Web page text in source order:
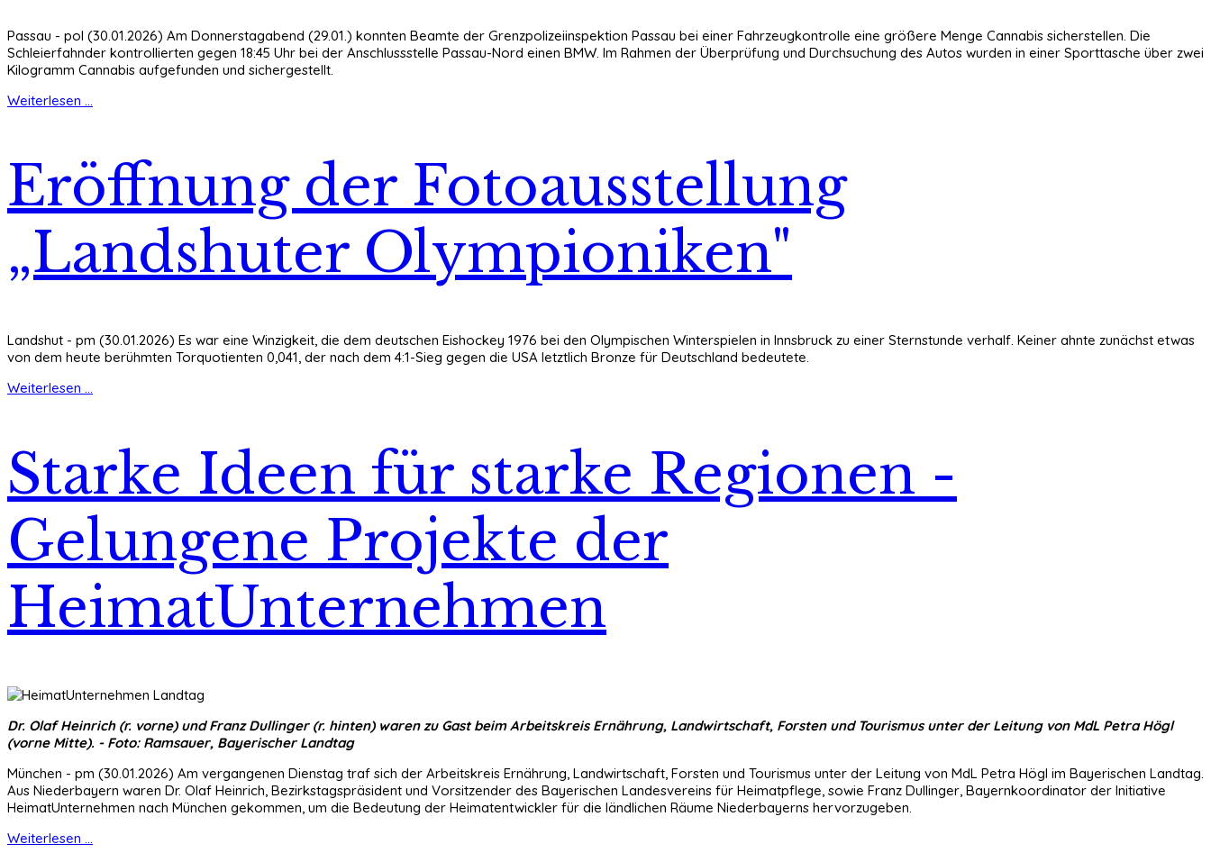
Passau - pol (30.01.2026) Am Donnerstagabend (29.01.) konnten Beamte der Grenzpolizeiinspektion Passau bei einer Fahrzeugkontrolle eine größere Menge Cannabis sicherstellen. Die
Schleierfahnder kontrollierten gegen 18:45 Uhr bei der Anschlussstelle Passau-Nord einen BMW. Im Rahmen der Überprüfung und Durchsuchung des Autos wurden in einer Sporttasche über zwei
Kilogramm Cannabis aufgefunden und sichergestellt.
Weiterlesen ...
Eröffnung der Fotoausstellung
„Landshuter Olympioniken"
Landshut - pm (30.01.2026) Es war eine Winzigkeit, die dem deutschen Eishockey 1976 bei den Olympischen Winterspielen in Innsbruck zu einer Sternstunde verhalf. Keiner ahnte zunächst etwas
von dem heute berühmten Torquotienten 0,041, der nach dem 4:1-Sieg gegen die USA letztlich Bronze für Deutschland bedeutete.
Weiterlesen ...
Starke Ideen für starke Regionen -
Gelungene Projekte der
HeimatUnternehmen
Dr. Olaf Heinrich (r. vorne) und Franz Dullinger (r. hinten) waren zu Gast beim Arbeitskreis Ernährung, Landwirtschaft, Forsten und Tourismus unter der Leitung von MdL Petra Högl
(vorne Mitte). - Foto: Ramsauer, Bayerischer Landtag
München - pm (30.01.2026) Am vergangenen Dienstag traf sich der Arbeitskreis Ernährung, Landwirtschaft, Forsten und Tourismus unter der Leitung von MdL Petra Högl im Bayerischen Landtag.
Aus Niederbayern waren Dr. Olaf Heinrich, Bezirkstagspräsident und Vorsitzender des Bayerischen Landesvereins für Heimatpflege, sowie Franz Dullinger, Bayernkoordinator der Initiative
HeimatUnternehmen nach München gekommen, um die Bedeutung der Heimatentwickler für die ländlichen Räume Niederbayerns hervorzugeben.
Weiterlesen ...